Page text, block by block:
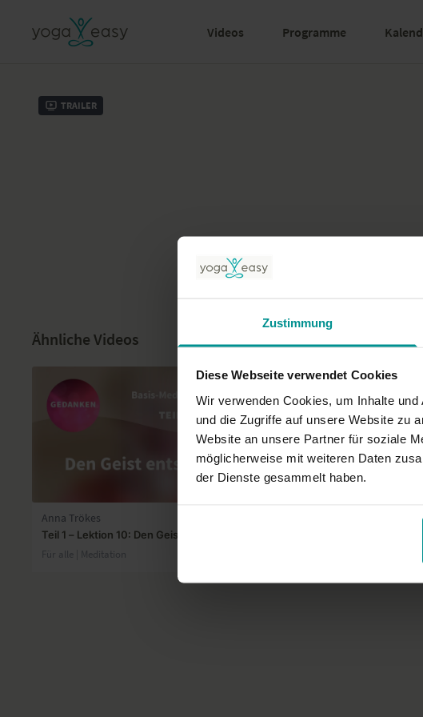
Zustimmung
Diese Webseite verwendet Cookies
Wir verwenden Cookies, um Inhalte
und die Zugriffe auf unsere Website zu
Website an unsere Partner für soziale
möglicherweise mit weiteren Daten
der Dienste gesammelt haben.
Videos Programme
Trailer
Ähnliche Videos
Anna Trökes
Teil 1 – Lektion 10: Den Geist entspannen
Für alle | Meditation
Meditation für